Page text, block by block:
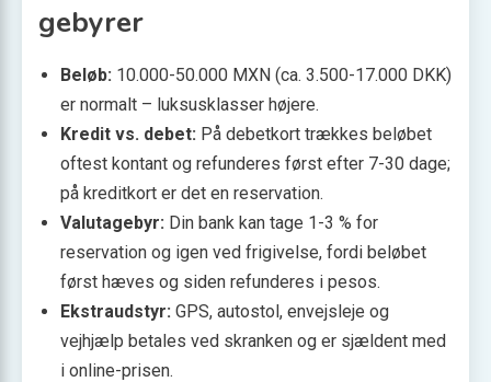
gebyrer
Beløb: 10.000-50.000 MXN (ca. 3.500-17.000 DKK)
er normalt – luksusklasser højere.
Kredit vs. debet: På debetkort trækkes beløbet
oftest kontant og refunderes først efter 7-30 dage;
på kreditkort er det en reservation.
Valutagebyr: Din bank kan tage 1-3 % for
reservation og igen ved frigivelse, fordi beløbet
først hæves og siden refunderes i pesos.
Ekstraudstyr: GPS, autostol, envejsleje og
vejhjælp betales ved skranken og er sjældent med
i online-prisen.